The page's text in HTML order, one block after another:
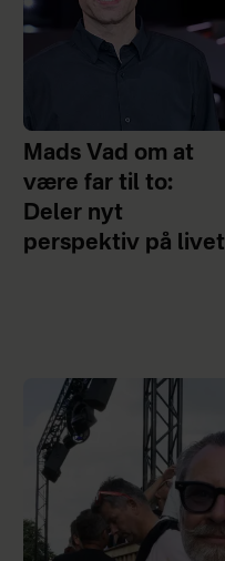
Mads Vad om at
være far til to:
Deler nyt
perspektiv på livet